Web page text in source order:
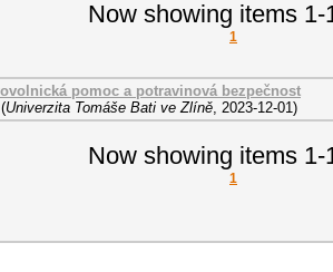
Now showing items 1-
1
pomoc a potravinová bezpečnost
(Univerzita Tomáše Bati ve Zlíně, 2023-12-01)
Now showing items 1-
1